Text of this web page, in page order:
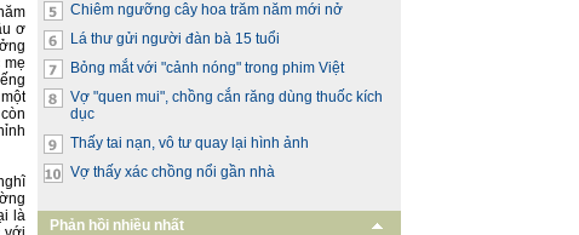
ơ
mẹ
là
Chiêm ngưỡng cây hoa trăm năm mới nở
Lá thư gửi người đàn bà 15 tuổi
Bỏng mắt với "cảnh nóng" trong phim Việt
Vợ "quen mui", chồng cắn răng dùng thuốc kích
dục
Thấy tai nạn, vô tư quay lại hình ảnh
Vợ thấy xác chồng nổi gần nhà
Phản hồi nhiều nhất